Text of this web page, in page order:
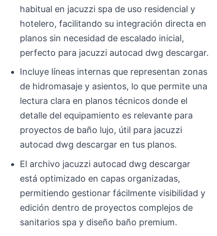
habitual en jacuzzi spa de uso residencial y
hotelero, facilitando su integración directa en
planos sin necesidad de escalado inicial,
perfecto para jacuzzi autocad dwg descargar.
Incluye líneas internas que representan zonas
de hidromasaje y asientos, lo que permite una
lectura clara en planos técnicos donde el
detalle del equipamiento es relevante para
proyectos de baño lujo, útil para jacuzzi
autocad dwg descargar en tus planos.
El archivo jacuzzi autocad dwg descargar
está optimizado en capas organizadas,
permitiendo gestionar fácilmente visibilidad y
edición dentro de proyectos complejos de
sanitarios spa y diseño baño premium.